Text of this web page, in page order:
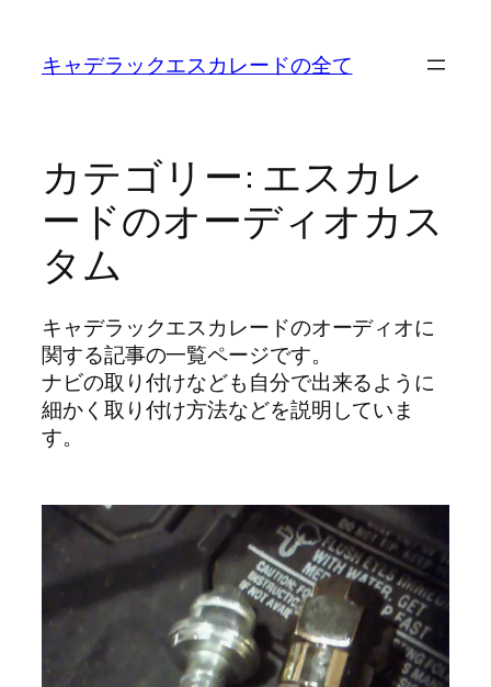
キャデラックエスカレードの全て
カテゴリー: エスカレ
ードのオーディオカス
タム
キャデラックエスカレードのオーディオに
関する記事の一覧ページです。
ナビの取り付けなども自分で出来るように
細かく取り付け方法などを説明していま
す。